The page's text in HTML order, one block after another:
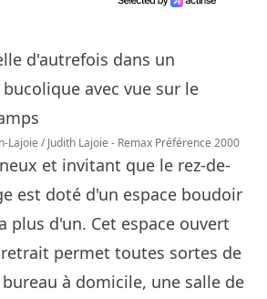
Lajoie / Judith Lajoie - Remax Préférence 2000
et invitant que le rez-de-
est doté d'un espace boudoir
plus d'un. Cet espace ouvert
permet toutes sortes de
à domicile, une salle de